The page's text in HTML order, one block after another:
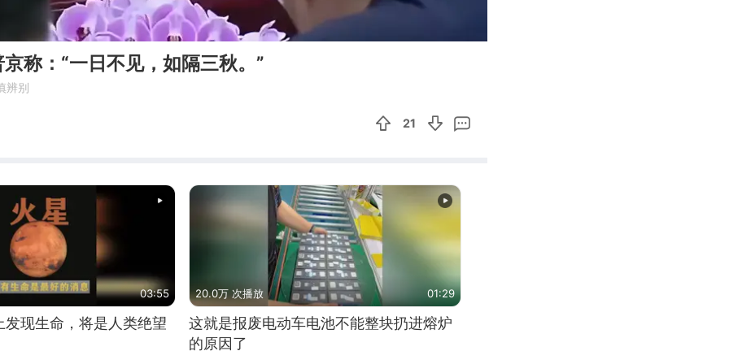
称：“一日不见，如隔三秋。”
辨别
21
03:55
发现生命，将是人类绝望
20.0万 次播放 01:29
这就是报废电动车电池不能整块扔进熔炉
的原因了